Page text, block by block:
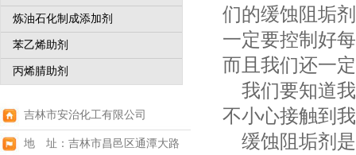
炼油石化制成添加剂
苯乙烯助剂
丙烯腈助剂
吉林市安治化工有限公司
地 址：吉林市昌邑区通潭大路
们的缓蚀阻垢
一定要控制好
而且我们还一
我们要知道我
不小心接触到
缓蚀阻垢剂是